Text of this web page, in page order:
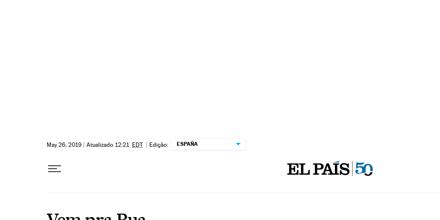
May 26, 2019 | Atualizado 12:21 EDT | Edição: ESPAÑA